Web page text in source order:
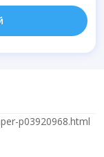
p03920968.html